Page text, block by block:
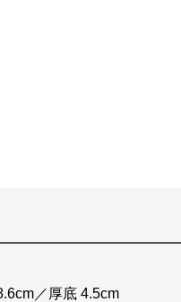
／厚底 4.5cm